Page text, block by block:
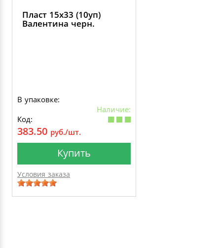
Пласт 15х33 (10уп)
Валентина черн.
В упаковке:
Наличие:
Код:
383.50 руб./шт.
Купить
Условия заказа